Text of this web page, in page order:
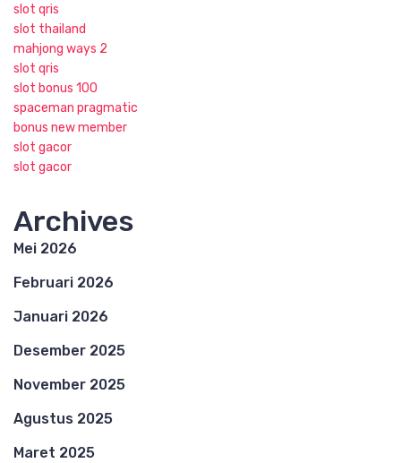
slot qris
slot thailand
mahjong ways 2
slot qris
slot bonus 100
spaceman pragmatic
bonus new member
slot gacor
slot gacor
Archives
Mei 2026
Februari 2026
Januari 2026
Desember 2025
November 2025
Agustus 2025
Maret 2025